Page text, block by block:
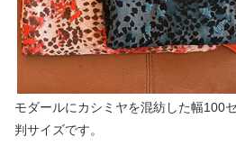
モダールにカシミヤを混紡した幅100
判サイズです。